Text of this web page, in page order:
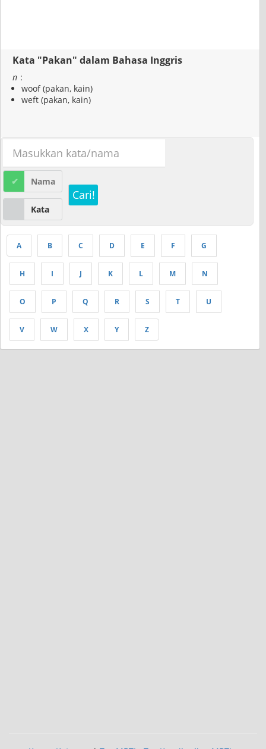
Kata "Pakan" dalam Bahasa Inggris
n :
woof (pakan, kain)
weft (pakan, kain)
Nama
Kata
Cari!
A B C D E F G
H I J K L M N
O P Q R S T U
V W X Y Z